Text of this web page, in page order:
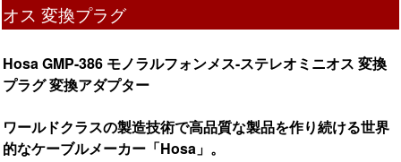
オス 変換プラグ
Hosa GMP-386 モノラルフォンメス-ステレオミニオス 変換
プラグ 変換アダプター
ワールドクラスの製造技術で高品質な製品を作り続ける世界
的なケーブルメーカー「Hosa」。